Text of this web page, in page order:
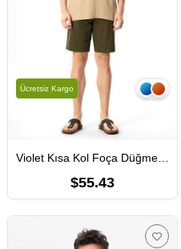
Violet Kısa Kol Foça Düğmeli Erkek Yazlık Tshirt Vizon Vzn
$55.43
Ücretsiz Kargo